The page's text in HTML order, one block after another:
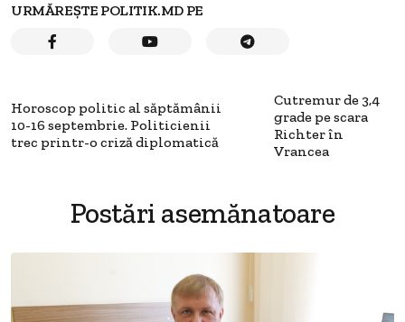
URMĂREȘTE POLITIK.MD PE
Horoscop politic al săptămânii
10-16 septembrie. Politicienii
trec printr-o criză diplomatică
Cutremur de 3,4
grade pe scara
Richter în
Vrancea
Postări asemănatoare